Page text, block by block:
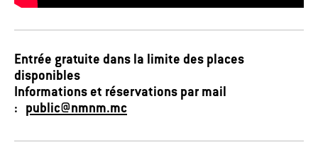
Entrée gratuite dans la limite des places
disponibles
Informations et réservations par mail
:
public@nmnm.mc